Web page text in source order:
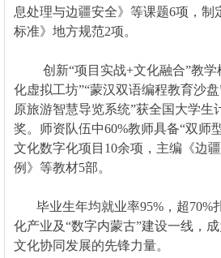
息处理与边疆安全》等课题6项，制
标准》地方规范2项。
创新“项目实战+文化融合”教学
化虚拟工坊”“蒙汉双语编程教育沙
原旅游智慧导览系统”获全国大学生
奖。师资队伍中60%教师具备“双师
文化数字化项目10余项，主编《边
例》等教材5部。
毕业生年均就业率95%，超70%
化产业及“数字内蒙古”建设一线，
文化协同发展的先锋力量。